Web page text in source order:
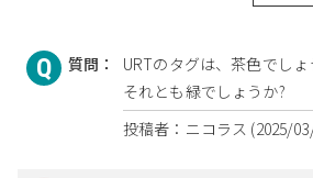
質問：
URTのタグは、茶色でしょ
それとも緑でしょうか?
投稿者：ニコラス (2025/